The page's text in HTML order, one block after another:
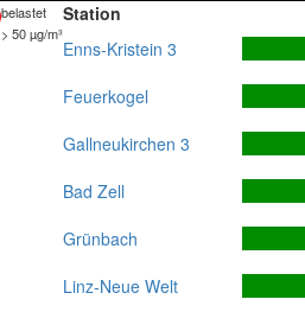
belastet
> 50 µg/m³
Station
Enns-Kristein 3
Feuerkogel
Gallneukirchen 3
Bad Zell
Grünbach
Linz-Neue Welt